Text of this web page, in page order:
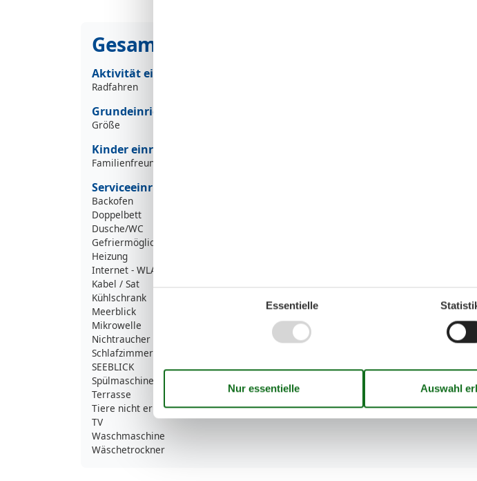
Gesamte Ausstattung
Aktivität einrichtungen
Radfahren
Grundeinrichtungen
Größe
Kinder einrichtungen
Familienfreundlich
Serviceeinrichtungen
Backofen
Doppelbett
Dusche/WC
Gefriermöglichkeit
Heizung
Internet - WLAN
Kabel / Sat
Kühlschrank
Meerblick
Mikrowelle
Nichtraucher
Schlafzimmer
SEEBLICK
Spülmaschine
Terrasse
Tiere nicht erlaubt
TV
Waschmaschine
Wäschetrockner
Essentielle